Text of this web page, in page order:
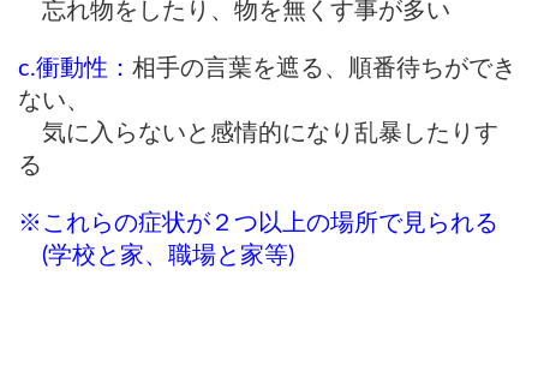
忘れ物をしたり、 物を無くす事が多い
c.衝動性： 相手の言葉を遮る、順番待ちができ
ない、
気に入らないと感情的になり乱暴したりす
る
※これらの症状が２つ以上の場所で見られる
(学校と家、職場と家等)